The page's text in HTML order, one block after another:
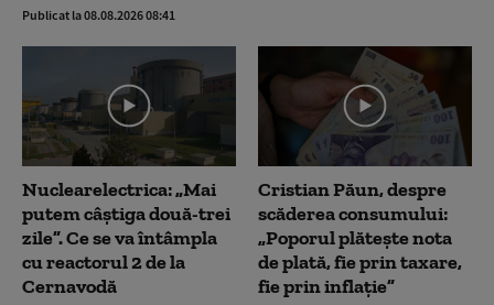
Publicat la 08.08.2026 08:41
Nuclearelectrica: „Mai
putem câștiga două-trei
zile”. Ce se va întâmpla
cu reactorul 2 de la
Cernavodă
Cristian Păun, despre
scăderea consumului:
„Poporul plătește nota
de plată, fie prin taxare,
fie prin inflație”